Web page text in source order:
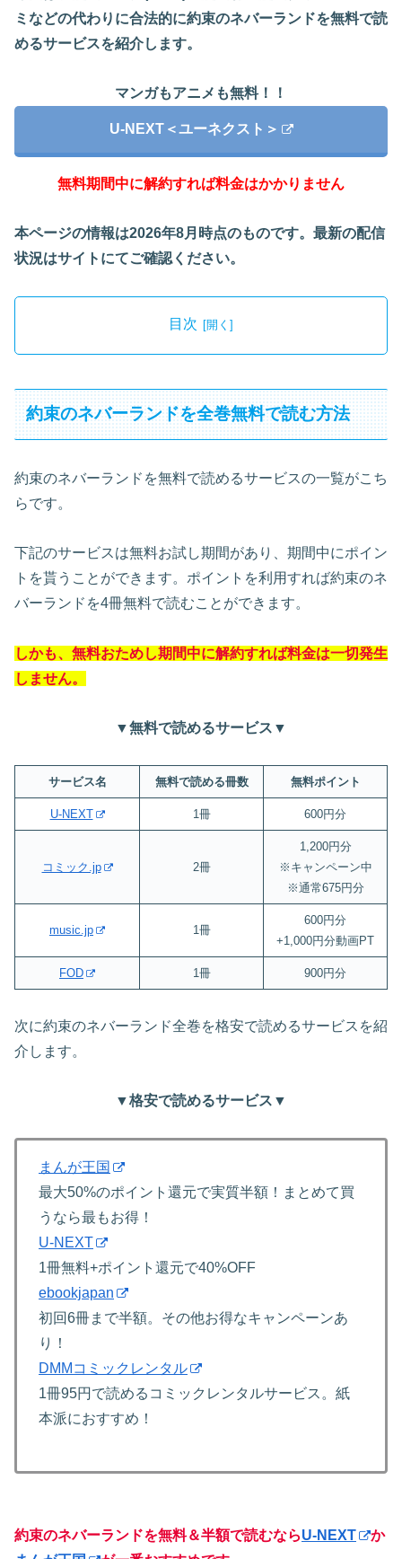
ミなどの代わりに合法的に約束のネバーランドを無料で読
めるサービスを紹介します。
マンガもアニメも無料！！
U-NEXT＜ユーネクスト＞
無料期間中に解約すれば料金はかかりません
本ページの情報は2026年8月時点のものです。最新の配信
状況はサイトにてご確認ください。
目次
約束のネバーランドを全巻無料で読む方法
約束のネバーランドを無料で読めるサービスの一覧がこち
らです。
下記のサービスは無料お試し期間があり、期間中にポイン
トを貰うことができます。ポイントを利用すれば約束のネ
バーランドを4冊無料で読むことができます。
しかも、無料おためし期間中に解約すれば料金は一切発生
しません。
▼無料で読めるサービス▼
サービス名 無料で読める冊数 無料ポイント
U-NEXT 1冊 600円分
コミック.jp 2冊
1,200円分
※キャンペーン中
※通常675円分
music.jp 1冊
600円分
+1,000円分動画PT
FOD 1冊 900円分
次に約束のネバーランド全巻を格安で読めるサービスを紹
介します。
▼格安で読めるサービス▼
まんが王国
最大50%のポイント還元で実質半額！まとめて買
うなら最もお得！
U-NEXT
1冊無料+ポイント還元で40%OFF
ebookjapan
初回6冊まで半額。その他お得なキャンペーンあ
り！
DMMコミックレンタル
1冊95円で読めるコミックレンタルサービス。紙
本派におすすめ！
約束のネバーランドを無料＆半額で読むならU-NEXT
か